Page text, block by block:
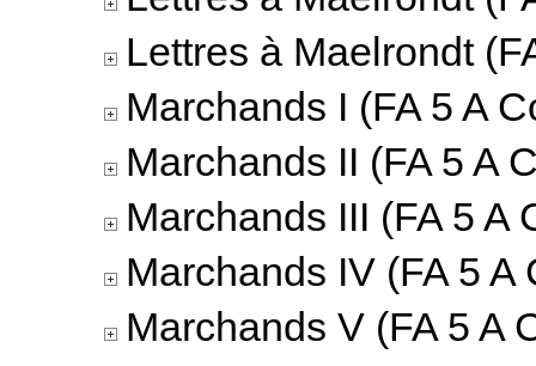
Lettres à Maelrondt
Marchands I (FA 5 A
Marchands II (FA 5 A
Marchands III (FA 5 A
Marchands IV (FA 5 A
Marchands V (FA 5 A